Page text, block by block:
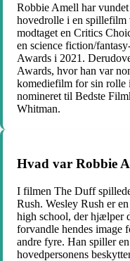
Robbie Amell har
hovedrolle i en spillefilm
modtaget en Critics
en science fiction/
Awards i 2021.
Awards, hvor han var
komediefilm for sin rolle
nomineret til Bedste
Whitman.
Hvad var Robbie
I filmen The Duff
Rush. Wesley Rush er
high school, der hjælper
forvandle hendes
andre fyre. Han spiller
hovedpersonens